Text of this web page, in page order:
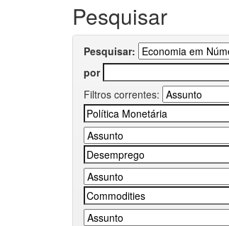
Pesquisar
Pesquisar:
por
Filtros correntes: